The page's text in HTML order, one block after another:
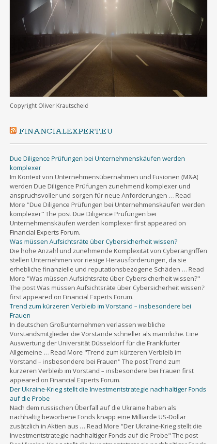
Copyright Oliver Krautscheid
FINANCIALEXPERT.EU
Due Diligence Prüfungen bei Unternehmenskäufen werden
komplexer
Im Kontext von Unternehmensübernahmen und Fusionen (M&A)
werden Due Diligence Prüfungen zunehmend komplexer und
anspruchsvoller und sorgen für neue Anforderungen … Read
More "Due Diligence Prüfungen bei Unternehmenskäufen werden
komplexer" The post Due Diligence Prüfungen bei
Unternehmenskäufen werden komplexer first appeared on
Financial Experts Forum.
Was müssen Aufsichtsräte über Cybersicherheit wissen?
Die hohe Anzahl und zunehmende Komplexität von Cyberangriffen
stellen Unternehmen vor riesige Herausforderungen, da sie
erhebliche finanzielle und reputationsbezogene Schäden … Read
More "Was müssen Aufsichtsräte über Cybersicherheit wissen?"
The post Was müssen Aufsichtsräte über Cybersicherheit wissen?
first appeared on Financial Experts Forum.
Trend zum kürzeren Verbleib im Vorstand – insbesondere bei
Frauen
In deutschen Großunternehmen verlassen weibliche
Vorstandsmitglieder die Vorstände schneller als männliche. Eine
Auswertung der Universität Düsseldorf für die Frankfurter
Allgemeine … Read More "Trend zum kürzeren Verbleib im
Vorstand – insbesondere bei Frauen" The post Trend zum
kürzeren Verbleib im Vorstand – insbesondere bei Frauen first
appeared on Financial Experts Forum.
Der Ukraine-Krieg stellt die Investmentstrategie nachhaltiger Fonds
auf die Probe
Nach dem russischen Überfall auf die Ukraine haben als
nachhaltig beworbene Fonds knapp eine Milliarde US-Dollar
zusätzlich in Aktien aus … Read More "Der Ukraine-Krieg stellt die
Investmentstrategie nachhaltiger Fonds auf die Probe" The post